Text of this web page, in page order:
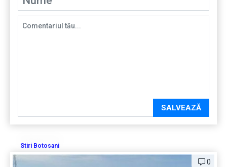
SALVEAZĂ
Stiri Botosani
0